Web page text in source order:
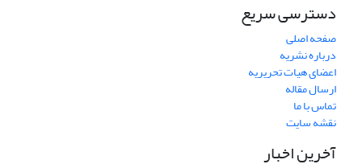
دسترسی سریع
صفحه اصلی
درباره نشریه
اعضای هیات تحریریه
ارسال مقاله
تماس با ما
نقشه سایت
آخرین اخبار